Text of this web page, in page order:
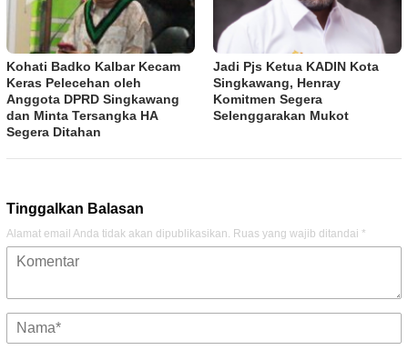
Kohati Badko Kalbar Kecam
Keras Pelecehan oleh
Anggota DPRD Singkawang
dan Minta Tersangka HA
Segera Ditahan
Jadi Pjs Ketua KADIN Kota
Singkawang, Henray
Komitmen Segera
Selenggarakan Mukot
Tinggalkan Balasan
Alamat email Anda tidak akan dipublikasikan. Ruas yang wajib ditandai *